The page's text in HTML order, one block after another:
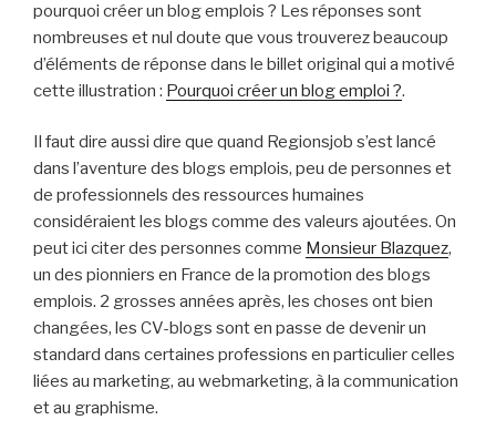
pourquoi créer un blog emplois ? Les réponses sont
nombreuses et nul doute que vous trouverez beaucoup
d’éléments de réponse dans le billet original qui a motivé
cette illustration : Pourquoi créer un blog emploi ?.
Il faut dire aussi dire que quand Regionsjob s’est lancé
dans l’aventure des blogs emplois, peu de personnes et
de professionnels des ressources humaines
considéraient les blogs comme des valeurs ajoutées. On
peut ici citer des personnes comme Monsieur Blazquez,
un des pionniers en France de la promotion des blogs
emplois. 2 grosses années après, les choses ont bien
changées, les CV-blogs sont en passe de devenir un
standard dans certaines professions en particulier celles
liées au marketing, au webmarketing, à la communication
et au graphisme.